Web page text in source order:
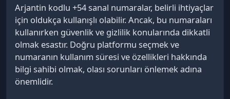
Arjantin kodlu +54 sanal numaralar, belirli ihtiyaçlar
için oldukça kullanışlı olabilir. Ancak, bu numaraları
kullanırken güvenlik ve gizlilik konularında dikkatli
olmak esastır. Doğru platformu seçmek ve
numaranın kullanım süresi ve özellikleri hakkında
bilgi sahibi olmak, olası sorunları önlemek adına
önemlidir.